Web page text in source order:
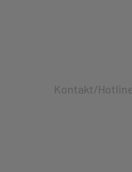
Kontakt/Hotline